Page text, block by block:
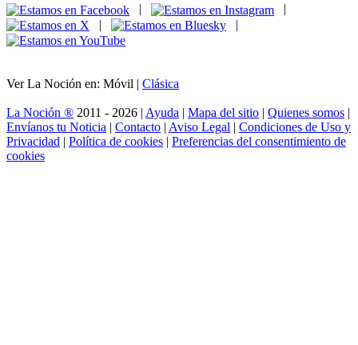
|
|
Ver La Noción en: Móvil | Clásica
La Noción ® 2011 - 2026 | Ayuda | Mapa del sitio | Quienes somos |
Envíanos tu Noticia | Contacto | Aviso Legal | Condiciones de Uso y
Privacidad | Política de cookies | Preferencias del consentimiento de
cookies